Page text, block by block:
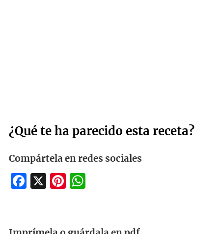
¿Qué te ha parecido esta receta?
Compártela en redes sociales
Facebook
X Pinterest
WhatsApp